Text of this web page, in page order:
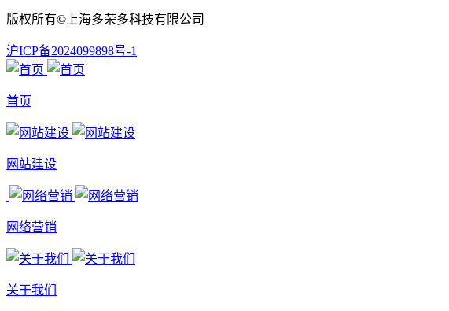
版权所有©上海多荣多科技有限公司
沪ICP备2024099898号-1
首页
网站建设
网络营销
关于我们